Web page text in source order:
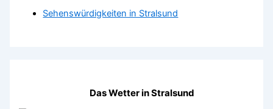
Sehenswürdigkeiten in Stralsund
Das Wetter in Stralsund